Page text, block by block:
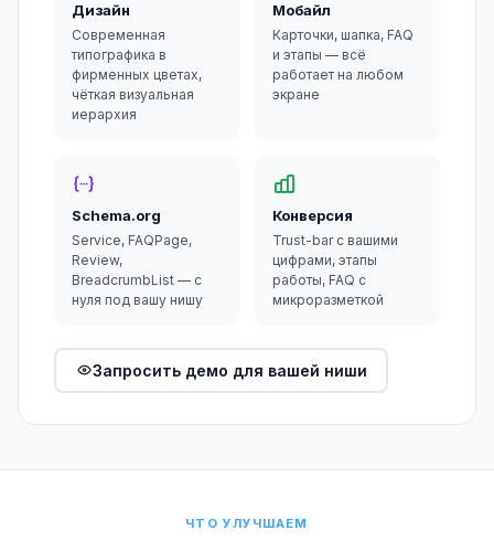
Дизайн
Современная
типографика в
фирменных цветах,
чёткая визуальная
иерархия
Мобайл
Карточки, шапка, FAQ
и этапы — всё
работает на любом
экране
Schema.org
Service, FAQPage,
Review,
BreadcrumbList — с
нуля под вашу нишу
Конверсия
Trust-bar с вашими
цифрами, этапы
работы, FAQ с
микроразметкой
Запросить демо для вашей ниши
ЧТО УЛУЧШАЕМ